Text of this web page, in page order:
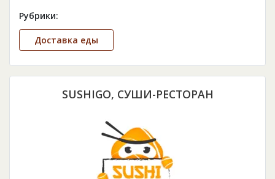
Рубрики:
Доставка еды
SUSHIGO, СУШИ-РЕСТОРАН